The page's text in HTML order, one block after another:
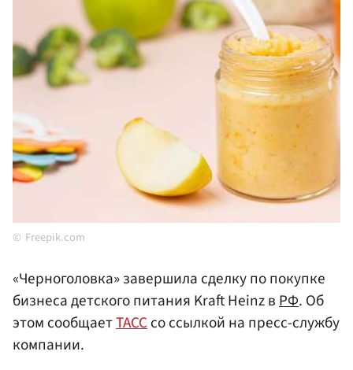
Freepik.com
«Черноголовка» завершила сделку по покупке
бизнеса детского питания Kraft Heinz вРФ. Об
этом сообщаетТАССсо ссылкой на пресс-службу
компании.